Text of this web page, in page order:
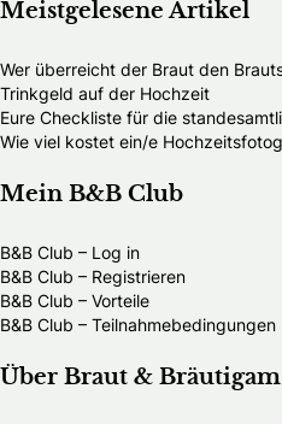
Meistgelesene Artikel
Wer überreicht der Braut den
Trinkgeld auf der Hochzeit
Eure Checkliste für die
Wie viel kostet ein/e
Mein B&B Club
B&B Club – Log in
B&B Club – Registrieren
B&B Club – Vorteile
B&B Club – Teilnahmebedingungen
Über Braut & Bräutigam